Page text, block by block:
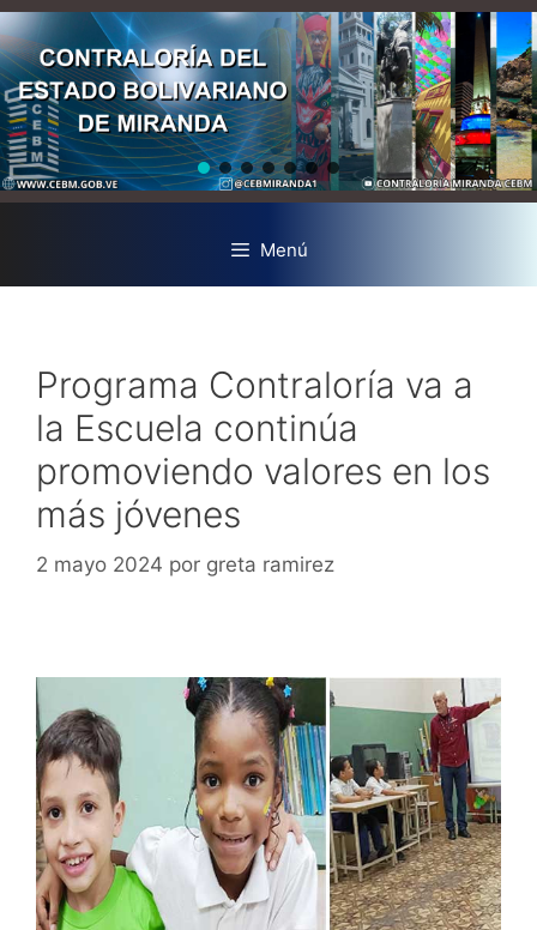
Menú
Programa Contraloría va a
la Escuela continúa
promoviendo valores en los
más jóvenes
2 mayo 2024 por greta ramirez